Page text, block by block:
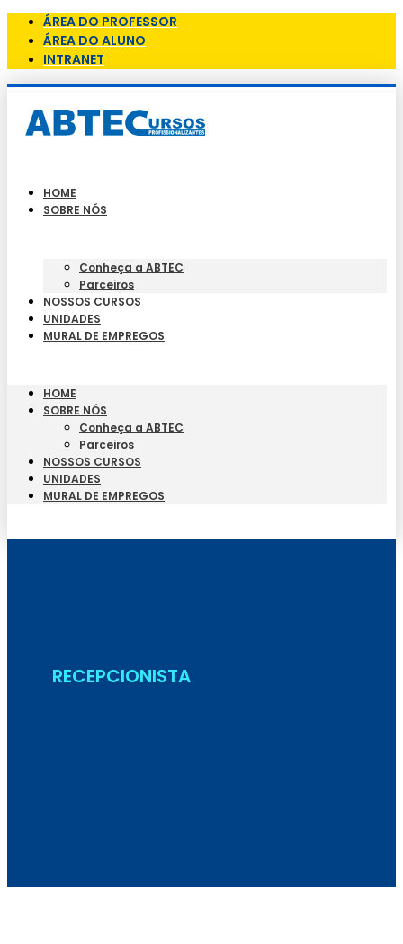
ÁREA DO PROFESSOR
ÁREA DO ALUNO
INTRANET
HOME
SOBRE NÓS
Conheça a ABTEC
Parceiros
NOSSOS CURSOS
UNIDADES
MURAL DE EMPREGOS
HOME
SOBRE NÓS
Conheça a ABTEC
Parceiros
NOSSOS CURSOS
UNIDADES
MURAL DE EMPREGOS
RECEPCIONISTA